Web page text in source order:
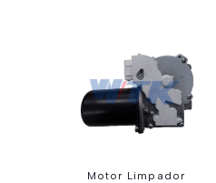
Motor Limpador